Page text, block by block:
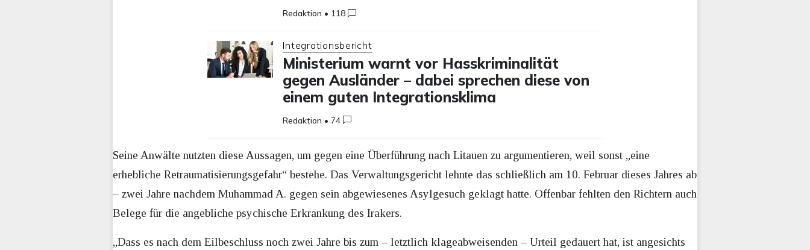
Redaktion • 118
Integrationsbericht
Ministerium warnt vor Hasskriminalität
gegen Ausländer – dabei sprechen diese von
einem guten Integrationsklima
Redaktion •74
Seine Anwälte nutzten diese Aussagen, um gegen eine Überführung nach Litauen zu argumentieren, weil sonst „eine
erhebliche Retraumatisierungsgefahr“ bestehe. Das Verwaltungsgericht lehnte das schließlich am 10. Februar dieses Jahres ab
– zwei Jahre nachdem Muhammad A. gegen sein abgewiesenes Asylgesuch geklagt hatte. Offenbar fehlten den Richtern auch
Belege für die angebliche psychische Erkrankung des Irakers.
„Dass es nach dem Eilbeschluss noch zwei Jahre bis zum – letztlich klageabweisenden – Urteil gedauert hat, ist angesichts